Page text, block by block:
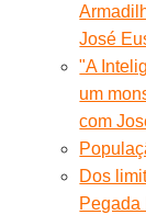
José
"A
um
com
Dos
Pegada